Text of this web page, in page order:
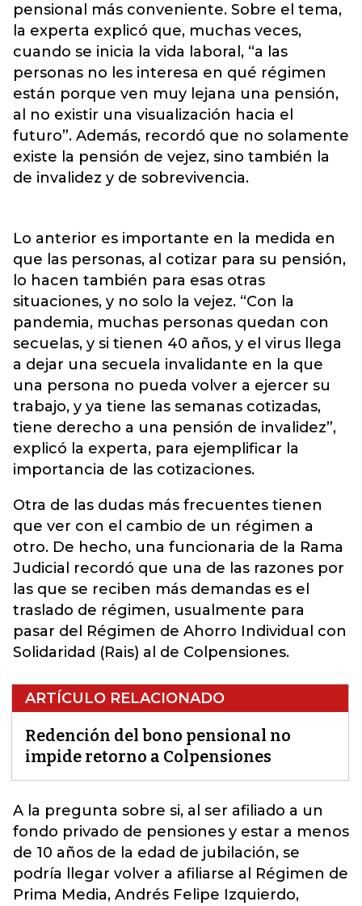
pensional más conveniente. Sobre el tema,
la experta explicó que, muchas veces,
cuando se inicia la vida laboral, “a las
personas no les interesa en qué régimen
están porque ven muy lejana una pensión,
al no existir una visualización hacia el
futuro”. Además, recordó que no solamente
existe la pensión de vejez, sino también la
de invalidez y de sobrevivencia.
Lo anterior es importante en la medida en
que las personas, al cotizar para su pensión,
lo hacen también para esas otras
situaciones, y no solo la vejez. “Con la
pandemia, muchas personas quedan con
secuelas, y si tienen 40 años, y el virus llega
a dejar una secuela invalidante en la que
una persona no pueda volver a ejercer su
trabajo, y ya tiene las semanas cotizadas,
tiene derecho a una pensión de invalidez”,
explicó la experta, para ejemplificar la
importancia de las cotizaciones.
Otra de las dudas más frecuentes tienen
que ver con el cambio de un régimen a
otro. De hecho, una funcionaria de la Rama
Judicial recordó que una de las razones por
las que se reciben más demandas es el
traslado de régimen, usualmente para
pasar del Régimen de Ahorro Individual con
Solidaridad (Rais) al de Colpensiones.
ARTÍCULO RELACIONADO
Redención del bono pensional no
impide retorno a Colpensiones
A la pregunta sobre si, al ser afiliado a un
fondo privado de pensiones y estar a menos
de 10 años de la edad de jubilación, se
podría llegar volver a afiliarse al Régimen de
Prima Media, Andrés Felipe Izquierdo,